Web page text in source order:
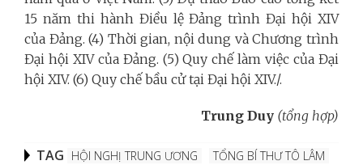
15 năm thi hành Điều lệ Đảng trình Đại hội XIV
của Đảng. (4) Thời gian, nội dung và Chương trình
Đại hội XIV của Đảng. (5) Quy chế làm việc của Đại
hội XIV. (6) Quy chế bầu cử tại Đại hội XIV./.
Trung Duy (tổng hợp)
TAG HỘI NGHỊ TRUNG ƯƠNG TỔNG BÍ THƯ TÔ LÂM